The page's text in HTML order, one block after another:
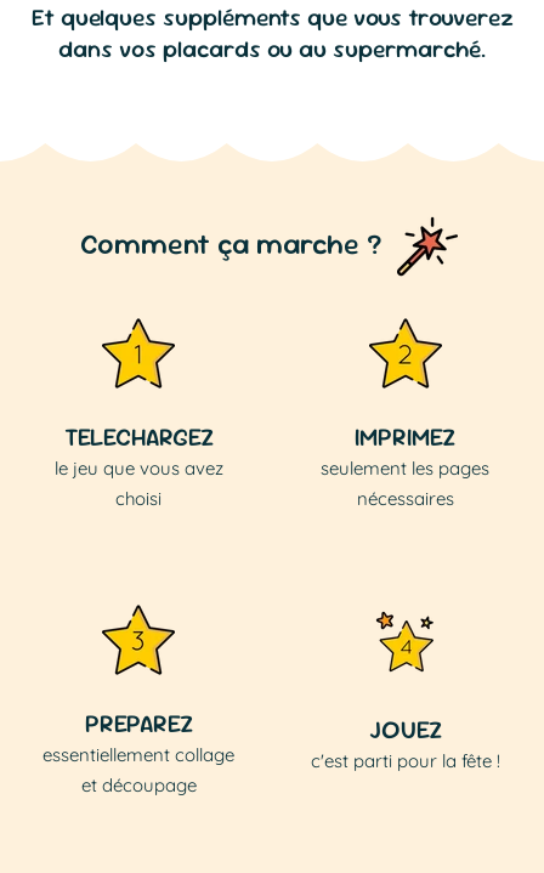
Et quelques suppléments que vous trouverez
dans vos placards ou au supermarché.
Comment ça marche ?
TELECHARGEZ
le jeu que vous avez
choisi
IMPRIMEZ
seulement les pages
nécessaires
PREPAREZ
essentiellement collage
et découpage
JOUEZ
c'est parti pour la fête !